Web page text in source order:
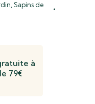
Sapins de
à
79€